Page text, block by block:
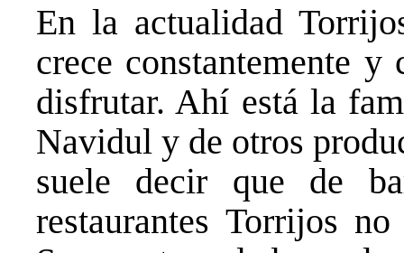
En la actualidad
crece constantemente
disfrutar. Ahí está la
Navidul y de otros
suele decir que de
restaurantes Torrijos